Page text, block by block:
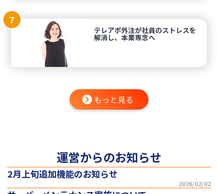
7
テレアポ外注が社員のストレスを
解消し、本業専念へ
もっと見る
運営からのお知らせ
2月上旬追加機能のお知らせ
2026/02/02